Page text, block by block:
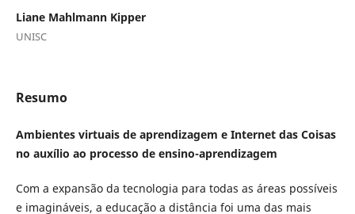
Liane Mahlmann Kipper
UNISC
Resumo
Ambientes virtuais de aprendizagem e Internet das Coisas
no auxílio ao processo de ensino-aprendizagem
Com a expansão da tecnologia para todas as áreas possíveis
e imagináveis, a educação a distância foi uma das mais